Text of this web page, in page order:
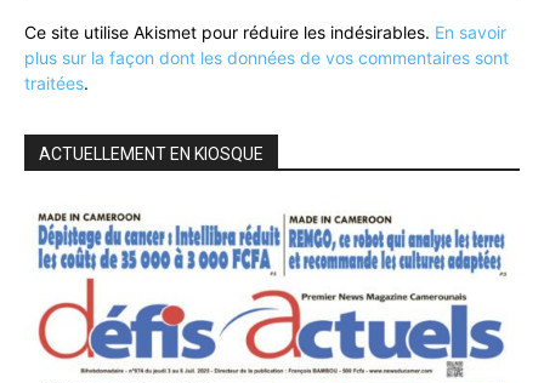
Ce site utilise Akismet pour réduire les indésirables. En savoir
plus sur la façon dont les données de vos commentaires sont
traitées.
ACTUELLEMENT EN KIOSQUE